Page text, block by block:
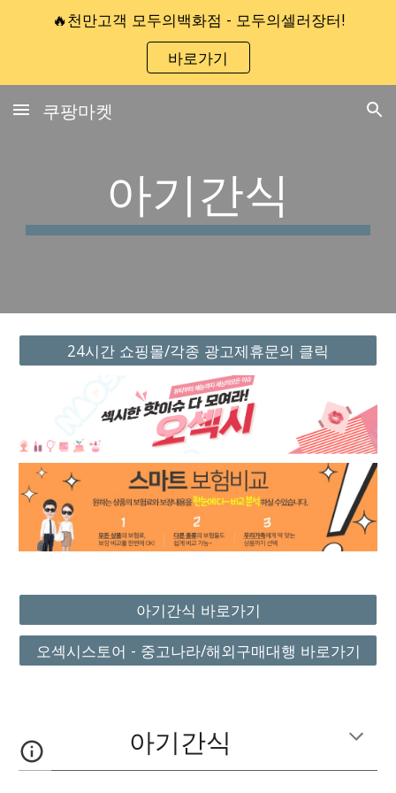
Skip to main content Skip to navigation
🔥천만고객 모두의백화점 - 모두의셀러장터!
바로가기
쿠팡마켓
아기간식
24시간 쇼핑몰/각종 광고제휴문의 클릭
아기간식 바로가기
오섹시스토어 - 중고나라/해외구매대행 바로가기
아기간식